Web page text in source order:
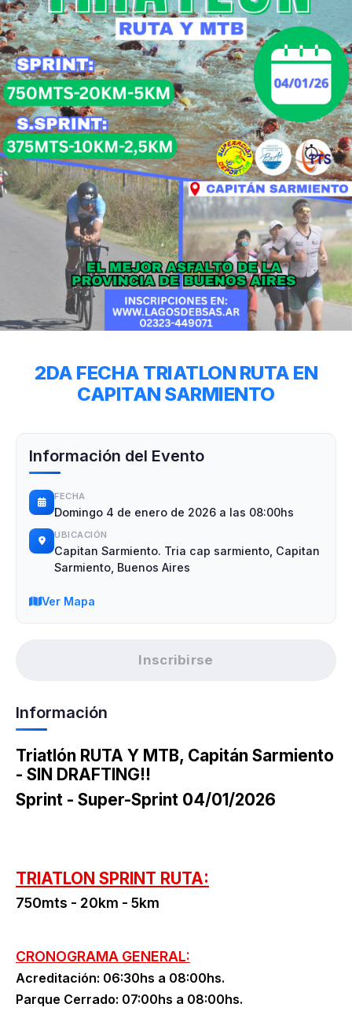
2DA FECHA TRIATLON RUTA EN
CAPITAN SARMIENTO
Información del Evento
FECHA
Domingo 4 de enero de 2026 a las 08:00hs
UBICACIÓN
Capitan Sarmiento. Tria cap sarmiento, Capitan
Sarmiento, Buenos Aires
Ver Mapa
Inscribirse
Información
Triatlón RUTA Y MTB, Capitán Sarmiento
- SIN DRAFTING!!
Sprint - Super-Sprint 04/01/2026
TRIATLON SPRINT RUTA:
750mts - 20km - 5km
CRONOGRAMA GENERAL:
Acreditación: 06:30hs a 08:00hs.
Parque Cerrado: 07:00hs a 08:00hs.